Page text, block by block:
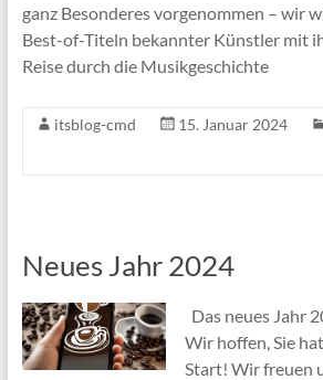
ganz Besonderes vorgenommen – wir
Best-of-Titeln bekannter Künstler mit
Reise durch die Musikgeschichte
itsblog-cmd 15. Januar 2024
Neues Jahr 2024
Das neues Jahr
Wir hoffen, Sie
Start! Wir freuen